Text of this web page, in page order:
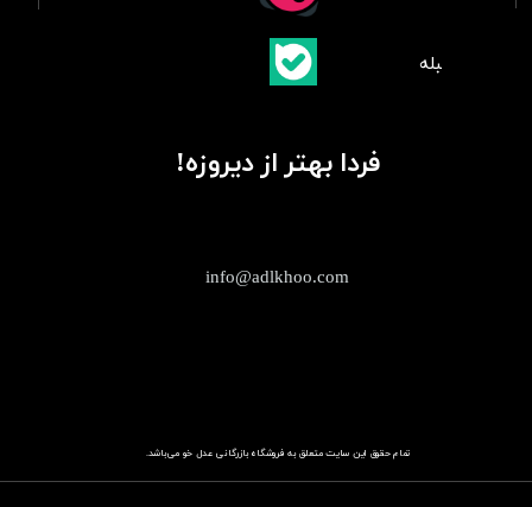
تمام حقوق این سایت متعلق به فروشگاهباز​​​​​​​رگانی عدل خو می‌باشد.
info@adlkhoo.com
فردا بهتر از دیروزه!
​بلبله​​​​​​​بله